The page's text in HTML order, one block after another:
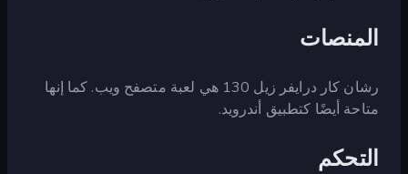
المنصات
رشان كار درايفر زيل 130 هي لعبة متصفح ويب. كما إنها
متاحة أيضًا كتطبيق أندرويد.
التحكم